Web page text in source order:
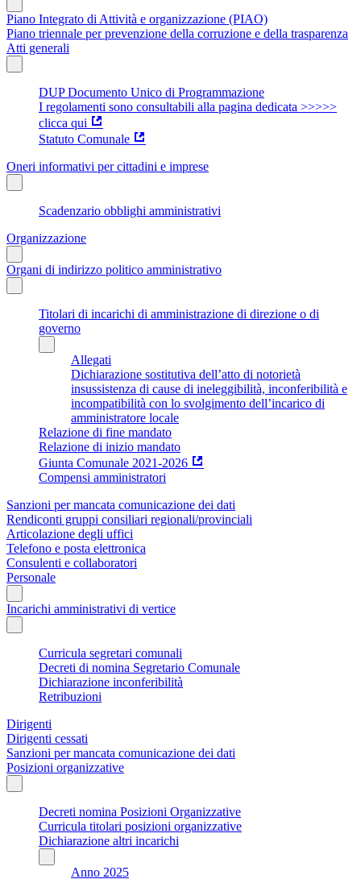
Piano Integrato di Attività e organizzazione (PIAO)
Piano triennale per prevenzione della corruzione e della trasparenza
Atti generali
DUP Documento Unico di Programmazione
I regolamenti sono consultabili alla pagina dedicata >>>>>
clicca qui
Statuto Comunale
Oneri informativi per cittadini e imprese
Scadenzario obblighi amministrativi
Organizzazione
Organi di indirizzo politico amministrativo
Titolari di incarichi di amministrazione di direzione o di
governo
Allegati
Dichiarazione sostitutiva dell’atto di notorietà
insussistenza di cause di ineleggibilità, inconferibilità e
incompatibilità con lo svolgimento dell’incarico di
amministratore locale
Relazione di fine mandato
Relazione di inizio mandato
Giunta Comunale 2021-2026
Compensi amministratori
Sanzioni per mancata comunicazione dei dati
Rendiconti gruppi consiliari regionali/provinciali
Articolazione degli uffici
Telefono e posta elettronica
Consulenti e collaboratori
Personale
Incarichi amministrativi di vertice
Curricula segretari comunali
Decreti di nomina Segretario Comunale
Dichiarazione inconferibilità
Retribuzioni
Dirigenti
Dirigenti cessati
Sanzioni per mancata comunicazione dei dati
Posizioni organizzative
Decreti nomina Posizioni Organizzative
Curricula titolari posizioni organizzative
Dichiarazione altri incarichi
Anno 2025